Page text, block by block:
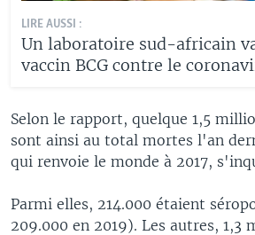
LIRE AUSSI :
Un laboratoire sud-africain
vaccin BCG contre le
Selon le rapport, quelque 1,5
sont ainsi au total mortes l'an
qui renvoie le monde à 2017,
Parmi elles, 214.000 étaient
209.000 en 2019). Les autres, 1,3